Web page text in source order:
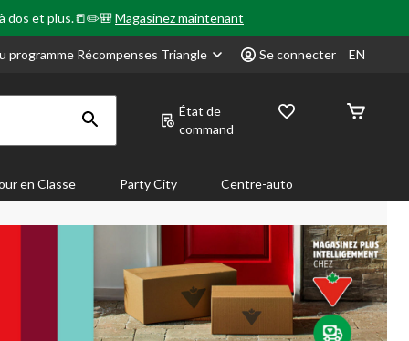
dos et plus.📒✏️🎒Magasinez maintenant
programme Récompenses Triangle Se connecter EN
État de
command
en Classe Party City Centre-auto